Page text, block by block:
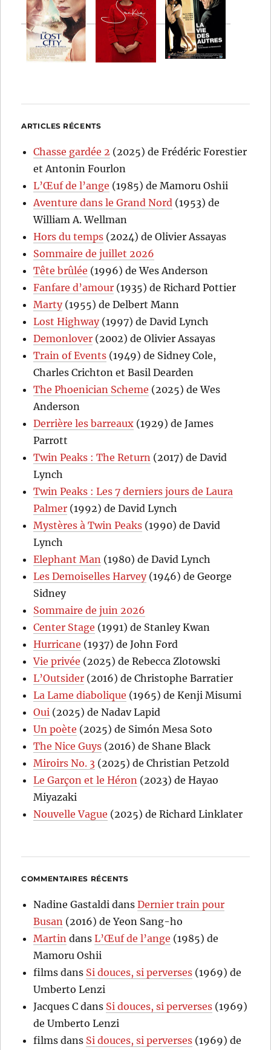
ARTICLES RÉCENTS
Chasse gardée 2 (2025) de Frédéric Forestier
et Antonin Fourlon
L’Œuf de l’ange (1985) de Mamoru Oshii
Aventure dans le Grand Nord (1953) de
William A. Wellman
Hors du temps (2024) de Olivier Assayas
Sommaire de juillet 2026
Tête brûlée (1996) de Wes Anderson
Fanfare d’amour (1935) de Richard Pottier
Marty(1955) de Delbert Mann
Lost Highway(1997) de David Lynch
Demonlover (2002) de Olivier Assayas
Train of Events (1949) de Sidney Cole,
Charles Crichton et Basil Dearden
The Phoenician Scheme (2025) de Wes
Anderson
Derrière les barreaux (1929) de James
Parrott
Twin Peaks : The Return (2017) de David
Lynch
Twin Peaks : Les 7 derniers jours de Laura
Palmer (1992) de David Lynch
Mystères à Twin Peaks (1990) de David
Lynch
Elephant Man (1980) de David Lynch
Les Demoiselles Harvey(1946) de George
Sidney
Sommaire de juin 2026
Center Stage (1991) de Stanley Kwan
Hurricane (1937) de John Ford
Vie privée (2025) de Rebecca Zlotowski
L’Outsider (2016) de Christophe Barratier
La Lame diabolique (1965) de Kenji Misumi
Oui (2025) de Nadav Lapid
Un poète (2025) de Simón Mesa Soto
The Nice Guys (2016) de Shane Black
Miroirs No. 3 (2025) de Christian Petzold
Le Garçon et le Héron (2023) de Hayao
Miyazaki
Nouvelle Vague (2025) de Richard Linklater
COMMENTAIRES RÉCENTS
Nadine Gastaldi dansDernier train pour
Busan (2016) de Yeon Sang-ho
Martin dansL’Œuf de l’ange (1985) de
Mamoru Oshii
films dans Si douces, si perverses (1969) de
Umberto Lenzi
Jacques C dans Si douces, si perverses (1969)
de Umberto Lenzi
films dans Si douces, si perverses (1969) de